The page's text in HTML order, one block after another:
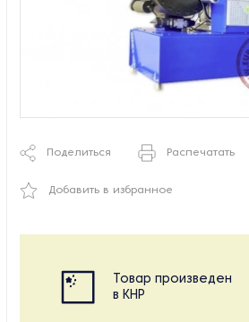
Поделиться Распечатать
Добавить в избранное
Товар произведен
в КНР